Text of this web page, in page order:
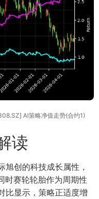
AI策略净值走势(合约1)
读
创的科技成长属性，
时赛轮轮胎作为周期性
比显示，策略正适度增